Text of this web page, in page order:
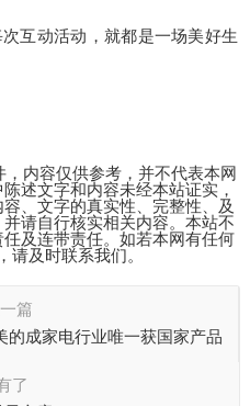
互动活动，就都是一场美好生
内容仅供参考，并不代表本网
述文字和内容未经本站证实，
、文字的真实性、完整性、及
请自行核实相关内容。本站不
及连带责任。如若本网有任何
请及时联系我们。
一篇
的成家电行业唯一获国家产品
了